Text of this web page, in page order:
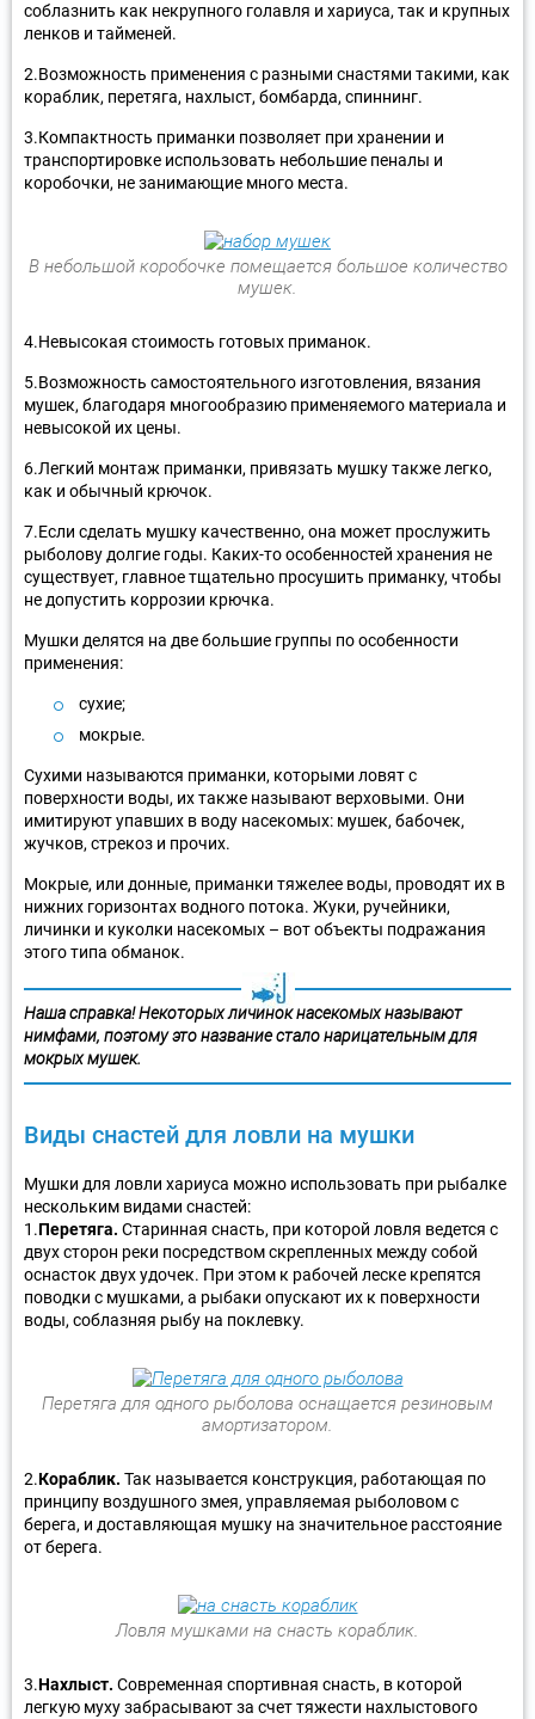
соблазнить как некрупного голавля и хариуса, так и крупных
ленков и тайменей.
2.Возможность применения с разными снастями такими, как
кораблик, перетяга, нахлыст, бомбарда, спиннинг.
3.Компактность приманки позволяет при хранении и
транспортировке использовать небольшие пеналы и
коробочки, не занимающие много места.
В небольшой коробочке помещается большое количество
мушек.
4.Невысокая стоимость готовых приманок.
5.Возможность самостоятельного изготовления, вязания
мушек, благодаря многообразию применяемого материала и
невысокой их цены.
6.Легкий монтаж приманки, привязать мушку также легко,
как и обычный крючок.
7.Если сделать мушку качественно, она может прослужить
рыболову долгие годы. Каких-то особенностей хранения не
существует, главное тщательно просушить приманку, чтобы
не допустить коррозии крючка.
Мушки делятся на две большие группы по особенности
применения:
сухие;
мокрые.
Сухими называются приманки, которыми ловят с
поверхности воды, их также называют верховыми. Они
имитируют упавших в воду насекомых: мушек, бабочек,
жучков, стрекоз и прочих.
Мокрые, или донные, приманки тяжелее воды, проводят их в
нижних горизонтах водного потока. Жуки, ручейники,
личинки и куколки насекомых – вот объекты подражания
этого типа обманок.
Наша справка! Некоторых личинок насекомых называют
нимфами, поэтому это название стало нарицательным для
мокрых мушек.
Виды снастей для ловли на мушки
Мушки для ловли хариуса можно использовать при рыбалке
нескольким видами снастей:
1.Перетяга. Старинная снасть, при которой ловля ведется с
двух сторон реки посредством скрепленных между собой
оснасток двух удочек. При этом к рабочей леске крепятся
поводки с мушками, а рыбаки опускают их к поверхности
воды, соблазняя рыбу на поклевку.
Перетяга для одного рыболова оснащается резиновым
амортизатором.
2.Кораблик. Так называется конструкция, работающая по
принципу воздушного змея, управляемая рыболовом с
берега, и доставляющая мушку на значительное расстояние
от берега.
Ловля мушками на снасть кораблик.
3.Нахлыст. Современная спортивная снасть, в которой
легкую муху забрасывают за счет тяжести нахлыстового